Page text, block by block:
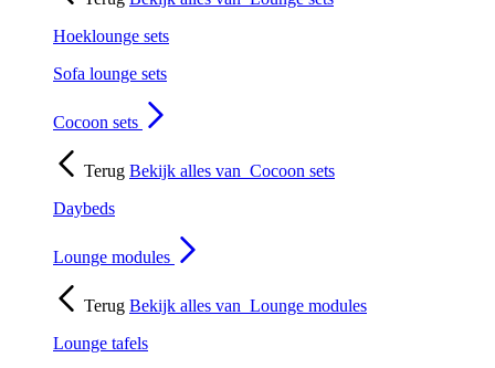
Hoeklounge sets
Sofa lounge sets
Cocoon sets
Terug Bekijk alles van Cocoon sets
Daybeds
Lounge modules
Terug Bekijk alles van Lounge modules
Lounge tafels